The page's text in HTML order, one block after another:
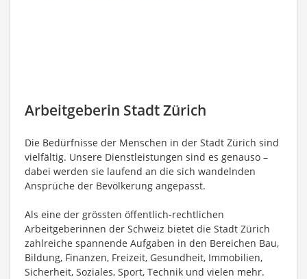
Arbeitgeberin Stadt Zürich
Die Bedürfnisse der Menschen in der Stadt Zürich sind
vielfältig. Unsere Dienstleistungen sind es genauso –
dabei werden sie laufend an die sich wandelnden
Ansprüche der Bevölkerung angepasst.
Als eine der grössten öffentlich-rechtlichen
Arbeitgeberinnen der Schweiz bietet die Stadt Zürich
zahlreiche spannende Aufgaben in den Bereichen Bau,
Bildung, Finanzen, Freizeit, Gesundheit, Immobilien,
Sicherheit, Soziales, Sport, Technik und vielen mehr.